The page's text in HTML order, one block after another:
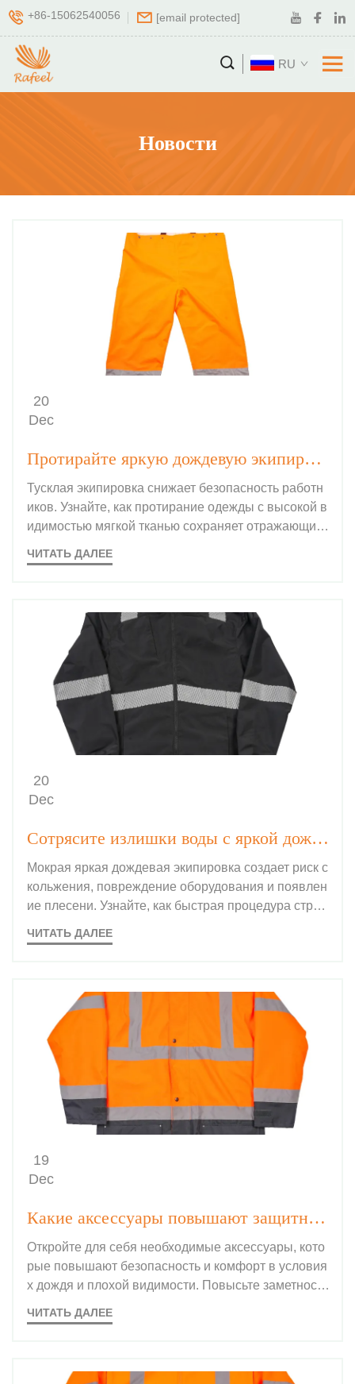
+86-15062540056 [email protected]
RU
Новости
20
Dec
Протирайте яркую дождевую экипировку мягкой тканью после использования, чтобы сохранить её блеск.
Тусклая экипировка снижает безопасность работн
иков. Узнайте, как протирание одежды с высокой в
идимостью мягкой тканью сохраняет отражающие
ою команду уже сегодня.
ЧИТАТЬ ДАЛЕЕ
20
Dec
Сотрясите излишки воды с яркой дождевой экипировки перед входом в закрытые помещения.
Мокрая яркая дождевая экипировка создает риск с
кольжения, повреждение оборудования и появлен
ие плесени. Узнайте, как быстрая процедура стрях
зопасность, продлевает срок службы экипировки и
ЧИТАТЬ ДАЛЕЕ
19
Dec
Какие аксессуары повышают защитные свойства снаряжения повышенной видимости для дождя?
Откройте для себя необходимые аксессуары, кото
рые повышают безопасность и комфорт в условия
х дождя и плохой видимости. Повысьте заметность
аток и чехлов для ботинок. Узнать больше.
ЧИТАТЬ ДАЛЕЕ